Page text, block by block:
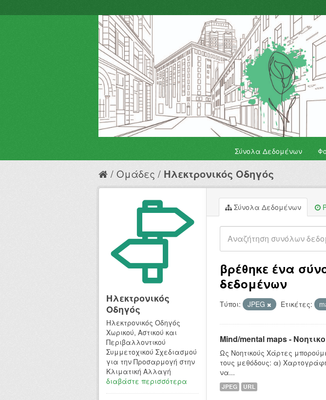
Σύνολα Δεδομένων
Ομάδες Hλεκτρονικός Οδηγός
Σύνολα Δεδομένων
βρέθηκε ένα
δεδομένων
Τύποι: JPEG Ετικέτες:
Mind/mental maps -
Ως Νοητικούς Χάρτες
τους μεθόδους: α)
να...
JPEG URL
Hλεκτρονικός
Οδηγός
Hλεκτρονικός Οδηγός
Χωρικού, Αστικού και
Περιβαλλοντικού
Συμμετοχικού Σχεδιασμού
για την Προσαρμογή στην
Κλιματική Αλλαγή
διαβάστε περισσότερα